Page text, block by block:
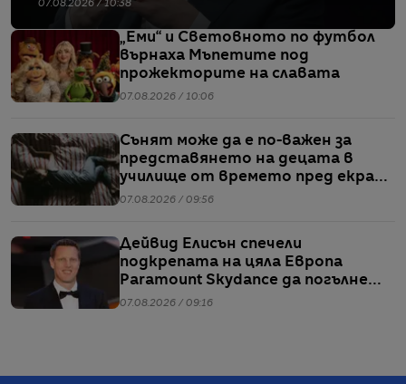
07.08.2026 / 10:38
„Еми“ и Световното по футбол
върнаха Мъпетите под
прожекторите на славата
07.08.2026 / 10:06
Сънят може да е по-важен за
представянето на децата в
училище от времето пред екран
или храненето, сочи проучване
07.08.2026 / 09:56
Дейвид Елисън спечели
подкрепата на цяла Европа
Paramount Skydance да погълне
WBD
07.08.2026 / 09:16